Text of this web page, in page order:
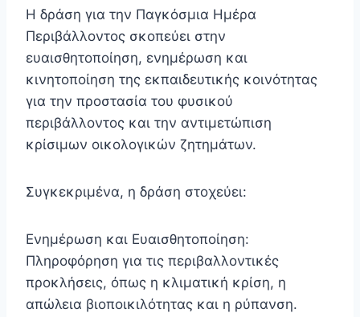
Η δράση για την Παγκόσμια Ημέρα
Περιβάλλοντος σκοπεύει στην
ευαισθητοποίηση, ενημέρωση και
κινητοποίηση της εκπαιδευτικής κοινότητας
για την προστασία του φυσικού
περιβάλλοντος και την αντιμετώπιση
κρίσιμων οικολογικών ζητημάτων.
Συγκεκριμένα, η δράση στοχεύει:
Ενημέρωση και Ευαισθητοποίηση:
Πληροφόρηση για τις περιβαλλοντικές
προκλήσεις, όπως η κλιματική κρίση, η
απώλεια βιοποικιλότητας και η ρύπανση.